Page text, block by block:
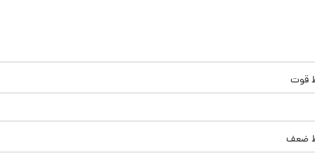
قوت
ضعف